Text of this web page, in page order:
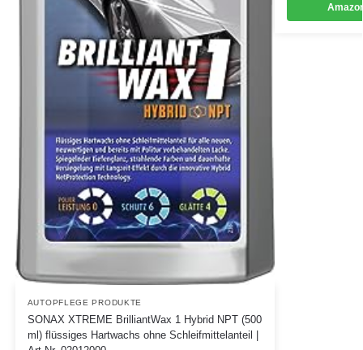
AUTOPFLEGE PRODUKTE
SONAX XTREME BrilliantWax 1 Hybrid NPT (500
ml) flüssiges Hartwachs ohne Schleifmittelanteil |